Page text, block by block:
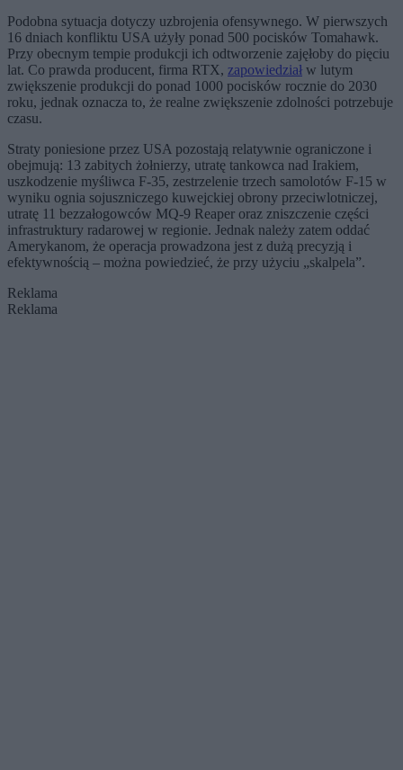
Podobna sytuacja dotyczy uzbrojenia ofensywnego. W pierwszych
16 dniach konfliktu USA użyły ponad 500 pocisków Tomahawk.
Przy obecnym tempie produkcji ich odtworzenie zajęłoby do pięciu
lat. Co prawda producent, firma RTX, zapowiedział w lutym
zwiększenie produkcji do ponad 1000 pocisków rocznie do 2030
roku, jednak oznacza to, że realne zwiększenie zdolności potrzebuje
czasu.
Straty poniesione przez USA pozostają relatywnie ograniczone i
obejmują: 13 zabitych żołnierzy, utratę tankowca nad Irakiem,
uszkodzenie myśliwca F-35, zestrzelenie trzech samolotów F-15 w
wyniku ognia sojuszniczego kuwejckiej obrony przeciwlotniczej,
utratę 11 bezzałogowców MQ-9 Reaper oraz zniszczenie części
infrastruktury radarowej w regionie. Jednak należy zatem oddać
Amerykanom, że operacja prowadzona jest z dużą precyzją i
efektywnością – można powiedzieć, że przy użyciu „skalpela”.
Reklama
Reklama